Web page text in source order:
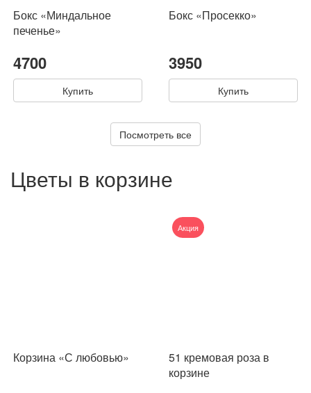
Бокс «Миндальное
печенье»
4700
Купить
Бокс «Просекко»
3950
Купить
Посмотреть все
Цветы в корзине
Корзина «С любовью»
51 кремовая роза в
корзине
Акция